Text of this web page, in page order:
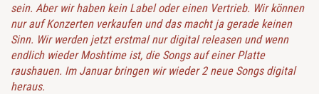
sein. Aber wir haben kein Label oder einen Vertrieb. Wir können
nur auf Konzerten verkaufen und das macht ja gerade keinen
Sinn. Wir werden jetzt erstmal nur digital releasen und wenn
endlich wieder Moshtime ist, die Songs auf einer Platte
raushauen. Im Januar bringen wir wieder 2 neue Songs digital
heraus.